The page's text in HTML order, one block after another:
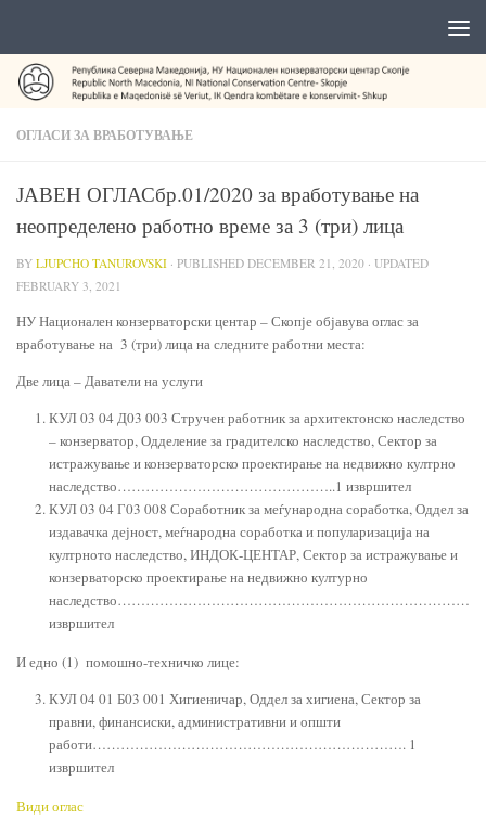
ОГЛАСИ ЗА ВРАБОТУВАЊЕ
ЈАВЕН ОГЛАСбр.01/2020 за вработување на
неопределено работно време за 3 (три) лица
BY LJUPCHO TANUROVSKI · PUBLISHED DECEMBER 21, 2020 · UPDATED
FEBRUARY 3, 2021
НУ Национален конзерваторски центар – Скопје објавува оглас за
вработување на 3 (три) лица на следните работни места:
Две лица – Даватели на услуги
КУЛ 03 04 Д03 003 Стручен работник за архитектонско наследство
– конзерватор, Одделение за градителско наследство, Сектор за
истражување и конзерваторско проектирање на недвижно култрно
наследство………………………………………..1 извршител
КУЛ 03 04 Г03 008 Соработник за меѓународна соработка, Оддел за
издавачка дејност, меѓнародна соработка и популаризација на
култрното наследство, ИНДОК-ЦЕНТАР, Сектор за истражување и
конзерваторско проектирање на недвижно културно
извршител
И едно (1) помошно-техничко лице:
КУЛ 04 01 Б03 001 Хигиеничар, Оддел за хигиена, Сектор за
правни, финансиски, административни и општи
работи…………………………………………………………. 1
извршител
Види оглас